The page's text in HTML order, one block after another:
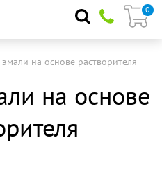
0
на основе растворителя
на основе